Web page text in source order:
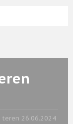
26.06.2024